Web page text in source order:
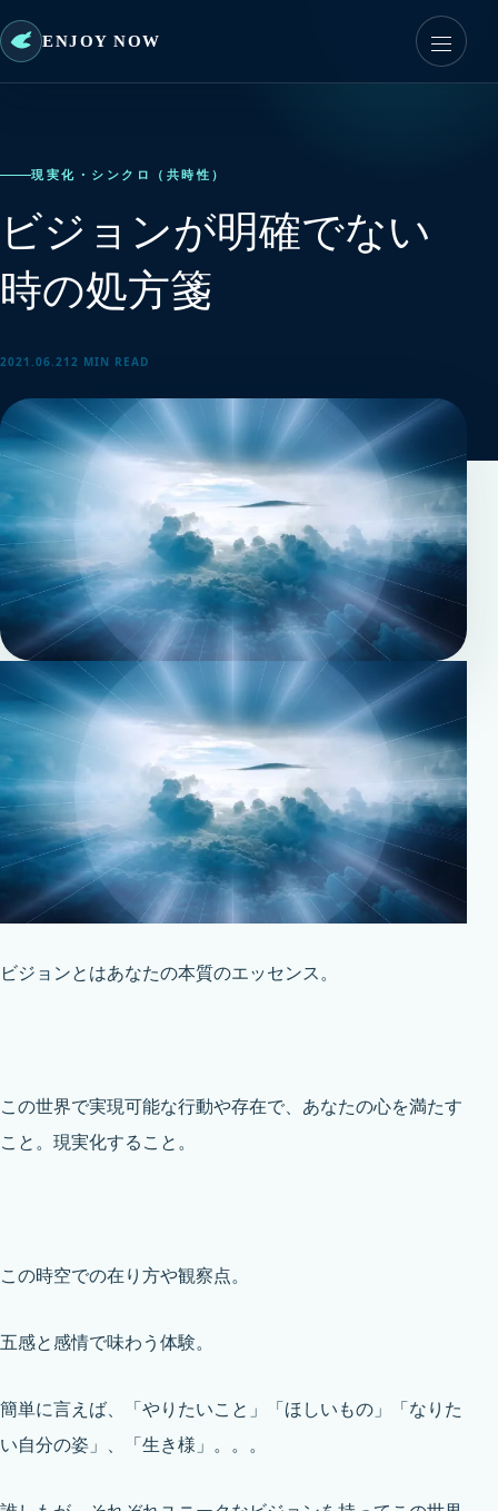
ENJOY NOW
現実化・シンクロ（共時性）
ビジョンが明確でない
時の処方箋
2021.06.21 2 MIN READ
ビジョンとはあなたの本質のエッセンス。
この世界で実現可能な行動や存在で、あなたの心を満たす
こと。現実化すること。
この時空での在り方や観察点。
五感と感情で味わう体験。
簡単に言えば、「やりたいこと」「ほしいもの」「なりた
い自分の姿」、「生き様」。。。